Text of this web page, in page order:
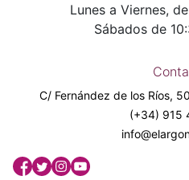
Lunes a Viernes,
Sábados de
C/ Fernández de los Ríos,
(+34) 915